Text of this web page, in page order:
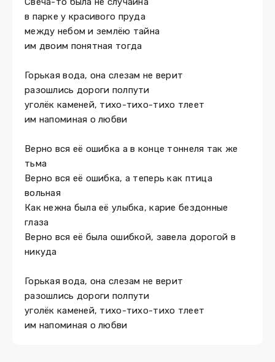
в парке у красивого пруда
между небом и землёю тайна
им двоим понятная тогда
Горькая вода, она слезам не верит
разошлись дороги полпути
уголёк каменей, тихо-тихо-тихо тлеет
им напоминая о любви
Верно вся её ошибка а в конце тоннеля так же
тьма
Верно вся её ошибка, а теперь как птица
вольная
Как нежна была её улыбка, карие бездонные
глаза
Верно вся её была ошибкой, завела дорогой в
никуда
Горькая вода, она слезам не верит
разошлись дороги полпути
уголёк каменей, тихо-тихо-тихо тлеет
им напоминая о любви